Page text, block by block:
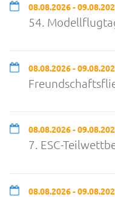
08.08.2026 -
54.
08.08.2026 -
08.08.2026 -
7. ESC-
08.08.2026 -